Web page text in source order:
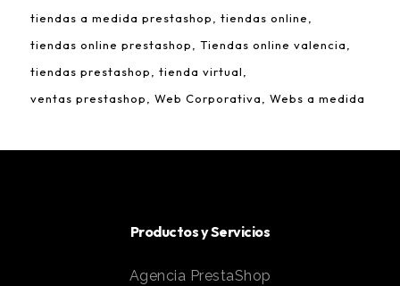
tiendas a medida prestashop
tiendas online
tiendas online prestashop
Tiendas online valencia
tiendas prestashop
tienda virtual
ventas prestashop
Web Corporativa Webs a medida
Productos y Servicios
Agencia PrestaShop